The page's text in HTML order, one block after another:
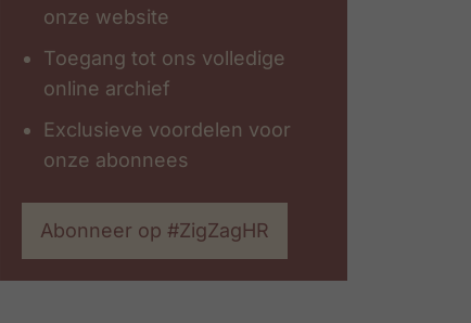
onze website
Toegang tot ons volledige
online archief
Exclusieve voordelen voor
onze abonnees
Abonneer op #ZigZagHR